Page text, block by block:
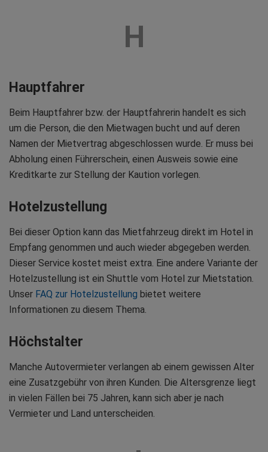
H
Hauptfahrer
Beim Hauptfahrer bzw. der Hauptfahrerin handelt es sich
um die Person, die den Mietwagen bucht und auf deren
Namen der Mietvertrag abgeschlossen wurde. Er muss bei
Abholung einen Führerschein, einen Ausweis sowie eine
Kreditkarte zur Stellung der Kaution vorlegen.
Hotelzustellung
Bei dieser Option kann das Mietfahrzeug direkt im Hotel in
Empfang genommen und auch wieder abgegeben werden.
Dieser Service kostet meist extra. Eine andere Variante der
Hotelzustellung ist ein Shuttle vom Hotel zur Mietstation.
Unser FAQ zur Hotelzustellung bietet weitere
Informationen zu diesem Thema.
Höchstalter
Manche Autovermieter verlangen ab einem gewissen Alter
eine Zusatzgebühr von ihren Kunden. Die Altersgrenze liegt
in vielen Fällen bei 75 Jahren, kann sich aber je nach
Vermieter und Land unterscheiden.